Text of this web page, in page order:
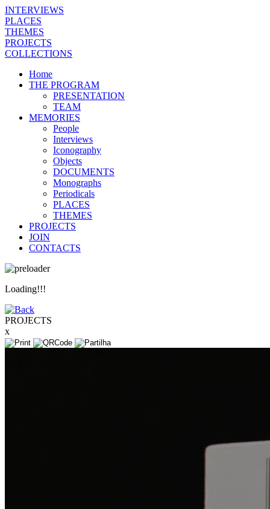
INTERVIEWS
PLACES
THEMES
PROJECTS
COLLECTIONS
Home
THE PROGRAM
PRESENTATION
TEAM
MEMORIES
People
Interviews
Iconography
Objects
DOCUMENTS
Monographs
Periodicals
PLACES
THEMES
PROJECTS
JOIN
CONTACTS
Loading!!!
PROJECTS
x